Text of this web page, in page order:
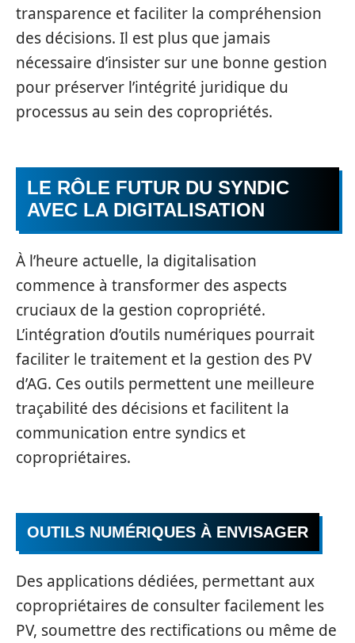
transparence et faciliter la compréhension
des décisions. Il est plus que jamais
nécessaire d’insister sur une bonne gestion
pour préserver l’intégrité juridique du
processus au sein des copropriétés.
LE RÔLE FUTUR DU SYNDIC
AVEC LA DIGITALISATION
À l’heure actuelle, la digitalisation
commence à transformer des aspects
cruciaux de la gestion copropriété.
L’intégration d’outils numériques pourrait
faciliter le traitement et la gestion des PV
d’AG. Ces outils permettent une meilleure
traçabilité des décisions et facilitent la
communication entre syndics et
copropriétaires.
OUTILS NUMÉRIQUES À ENVISAGER
Des applications dédiées, permettant aux
copropriétaires de consulter facilement les
PV, soumettre des rectifications ou même de